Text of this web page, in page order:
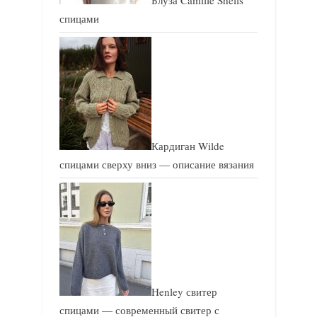
спицами
Кардиган Wilde
спицами сверху вниз — описание вязания
Henley свитер
спицами — современный свитер с